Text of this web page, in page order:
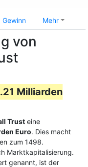
Gewinn Mehr
von
Milliarden
Trust eine
Euro. Dies macht
zum 1498.
Marktkapitalisierung.
genannt, ist der